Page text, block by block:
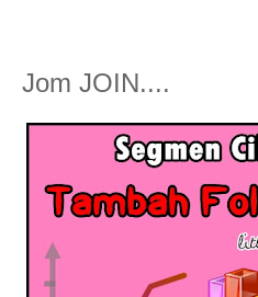
Jom JOIN....